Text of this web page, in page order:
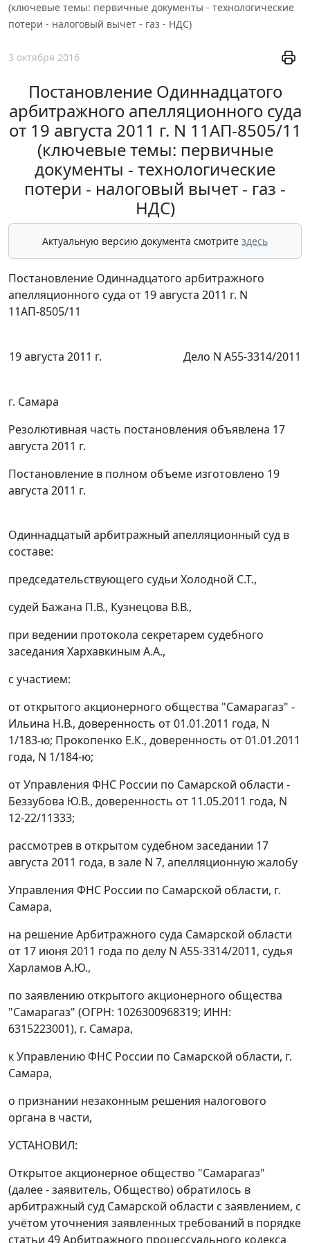
(ключевые темы: первичные документы - технологические
потери - налоговый вычет - газ - НДС)
3 октября 2016
Постановление Одиннадцатого
арбитражного апелляционного суда
от 19 августа 2011 г. N 11АП-8505/11
(ключевые темы: первичные
документы - технологические
потери - налоговый вычет - газ -
НДС)
Актуальную версию документа смотрите здесь
Постановление Одиннадцатого арбитражного
апелляционного суда от 19 августа 2011 г. N
11АП-8505/11
19 августа 2011 г. Дело N А55-3314/2011
г. Самара
Резолютивная часть постановления объявлена 17
августа 2011 г.
Постановление в полном объеме изготовлено 19
августа 2011 г.
Одиннадцатый арбитражный апелляционный суд в
составе:
председательствующего судьи Холодной С.Т.,
судей Бажана П.В., Кузнецова В.В.,
при ведении протокола секретарем судебного
заседания Хархавкиным А.А.,
с участием:
от открытого акционерного общества "Самарагаз" -
Ильина Н.В., доверенность от 01.01.2011 года, N
1/183-ю; Прокопенко Е.К., доверенность от 01.01.2011
года, N 1/184-ю;
от Управления ФНС России по Самарской области -
Беззубова Ю.В., доверенность от 11.05.2011 года, N
12-22/11333;
рассмотрев в открытом судебном заседании 17
августа 2011 года, в зале N 7, апелляционную жалобу
Управления ФНС России по Самарской области, г.
Самара,
на решение Арбитражного суда Самарской области
от 17 июня 2011 года по делу N А55-3314/2011, судья
Харламов А.Ю.,
по заявлению открытого акционерного общества
"Самарагаз" (ОГРН: 1026300968319; ИНН:
6315223001), г. Самара,
к Управлению ФНС России по Самарской области, г.
Самара,
о признании незаконным решения налогового
органа в части,
УСТАНОВИЛ:
Открытое акционерное общество "Самарагаз"
(далее - заявитель, Общество) обратилось в
арбитражный суд Самарской области с заявлением, с
учётом уточнения заявленных требований в порядке
статьи 49Арбитражного процессуального кодекса